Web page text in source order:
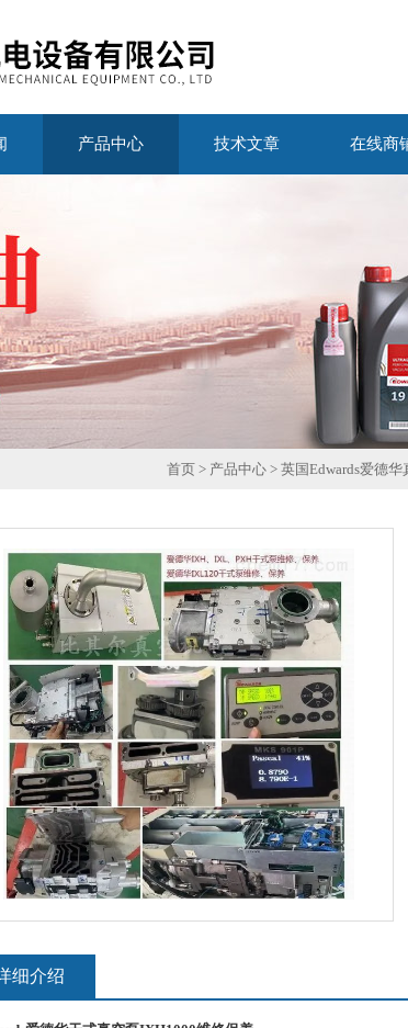
产品中心 技术文章 在线商
首页 > 产品中心 > 英国Edwards爱德华
细介绍